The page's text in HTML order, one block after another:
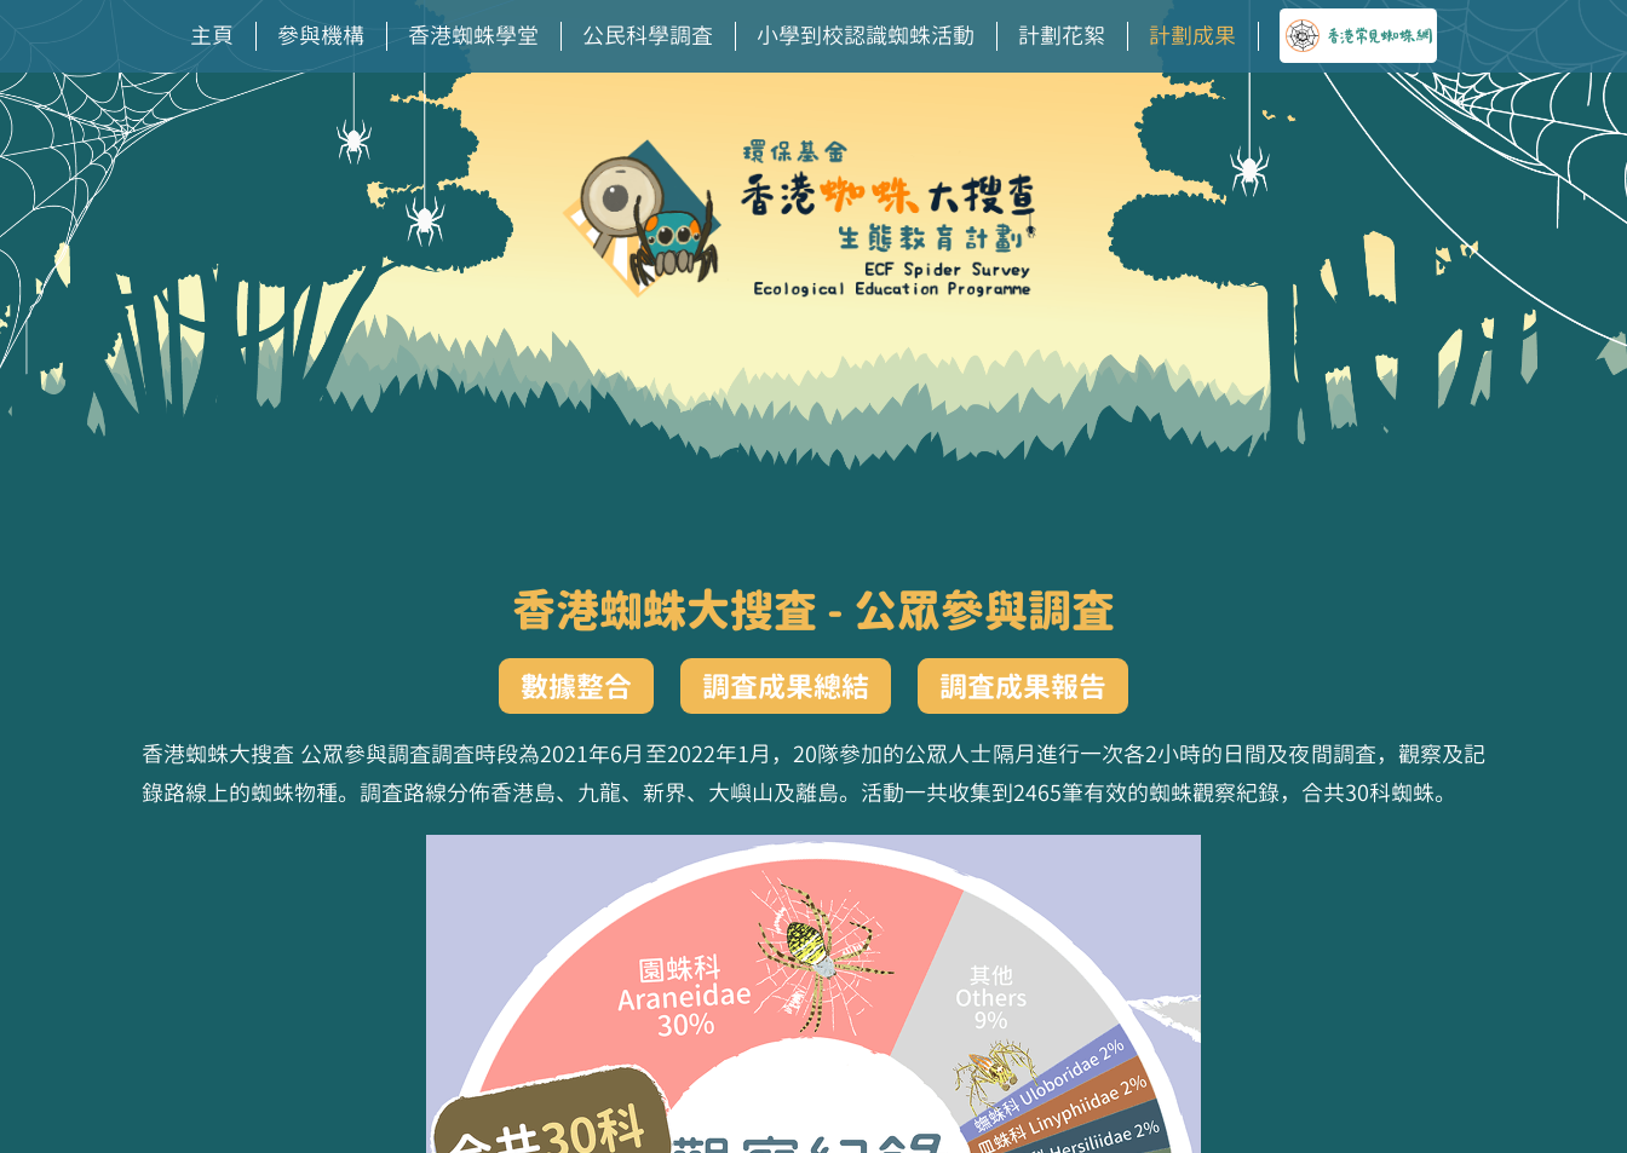
主頁 參與機構 香港蜘蛛學堂 公民科學調查 小學到校認識蜘蛛活動 計劃花絮 計劃成果
香港蜘蛛大搜查 - 公眾參與調查
數據整合 調查成果總結 調查成果報告
香港蜘蛛大搜查 公眾參與調查調查時段為2021年6月至2022年1月，20隊參加的公眾人士隔月進行一次各2小時的日間及夜間調查，觀察及記
錄路線上的蜘蛛物種。調查路線分佈香港島、九龍、新界、大嶼山及離島。活動一共收集到2465筆有效的蜘蛛觀察紀錄，合共30科蜘蛛。